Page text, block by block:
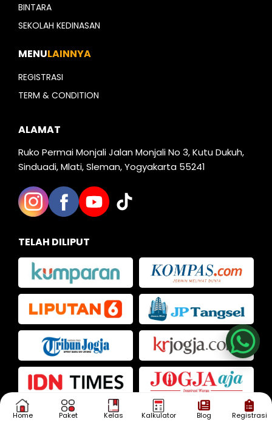
Home Paket Kelas Kalkulator Blog Registrasi
Nia
Kak Iva
Kak Dias
BINTARA
SEKOLAH KEDINASAN
MENULAINNYA
REGISTRASI
TERM & CONDITION
ALAMAT
Ruko Permai Monjali Jalan Monjali No 3, Kutu Dukuh,
Sinduadi, Mlati, Sleman, Yogyakarta 55241
TELAH DILIPUT